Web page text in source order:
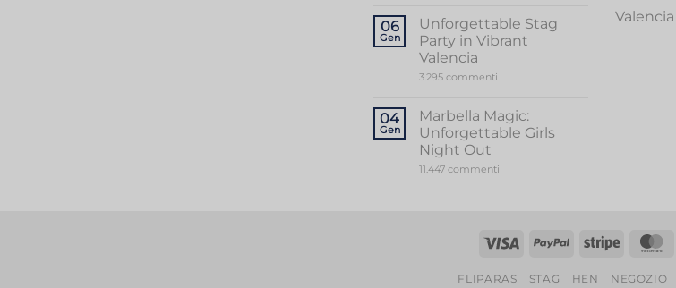
to
a
Memorable
Party
06
Gen
Unforgettable Stag
Party in Vibrant
Valencia
3.295 commenti
Party
in
Vibrant
04
Gen
Marbella Magic:
Unforgettable Girls
Night Out
11.447 commenti
Out
Valencia
Visto PayPal Striscia
FLIPARAS STAG HEN NEGOZIO